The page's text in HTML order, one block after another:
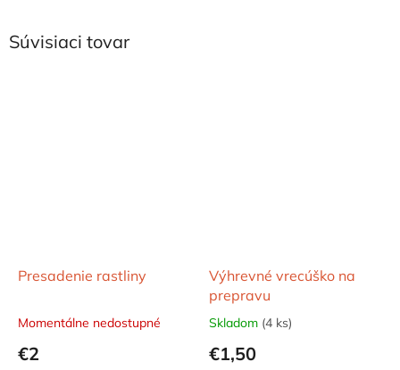
Súvisiaci tovar
Presadenie rastliny
Momentálne nedostupné
€2
Výhrevné vrecúško na
prepravu
Skladom (4 ks)
€1,50